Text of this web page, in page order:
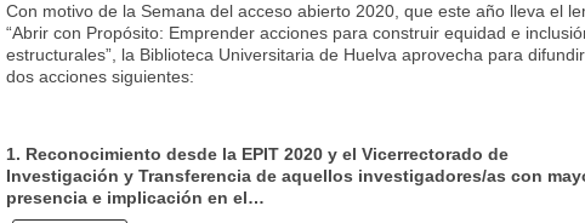
Con motivo de la Semana del acceso abierto 2020, que este año lleva el
“Abrir con Propósito: Emprender acciones para construir equidad e
estructurales”, la Biblioteca Universitaria de Huelva aprovecha para
dos acciones siguientes:
1. Reconocimiento desde la EPIT 2020 y el Vicerrectorado de
Investigación y Transferencia de aquellos investigadores/as con
presencia e implicación en el…